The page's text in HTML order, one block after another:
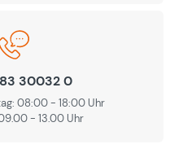
30032 0
08:00 - 18:00 Uhr
- 13.00 Uhr